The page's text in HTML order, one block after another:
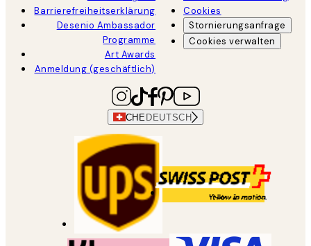
Barrierefreiheitserklärung
Desenio Ambassador
Programme
Art Awards
Anmeldung (geschäftlich)
Cookies
Stornierungsanfrage
Cookies verwalten
CHE DEUTSCH